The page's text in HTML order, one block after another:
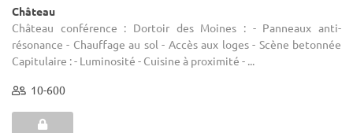
Château
Château conférence : Dortoir des Moines : - Panneaux anti-
résonance - Chauffage au sol - Accès aux loges - Scène betonnée
Capitulaire : - Luminosité - Cuisine à proximité - ...
10-600